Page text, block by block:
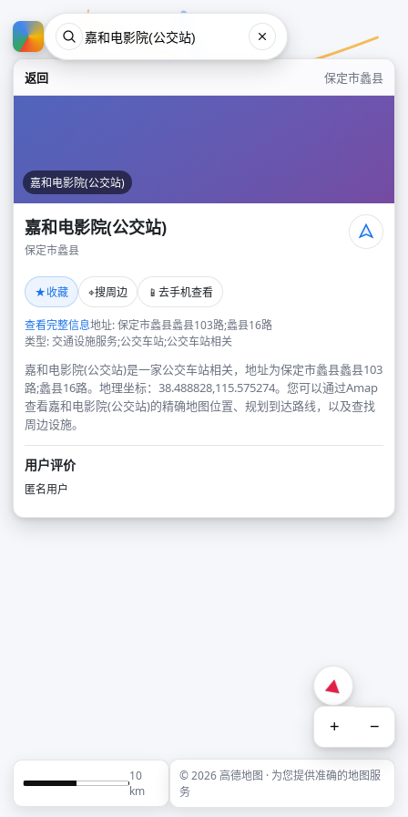
返回 保定市蠡县
嘉和电影院(公交站)
嘉和电影院(公交站)
保定市蠡县
★收藏 ⌖搜周边 📱 去手机查看
查看完整信息地址: 保定市蠡县蠡县103路;蠡县16路
类型: 交通设施服务;公交车站;公交车站相关
嘉和电影院(公交站)是一家公交车站相关，地址为保定市蠡县蠡县103
路;蠡县16路。地理坐标：38.488828,115.575274。您可以通过Amap
查看嘉和电影院(公交站)的精确地图位置、规划到达路线，以及查找
周边设施。
用户评价
匿名用户
+ −
10
km
© 2026 高德地图 · 为您提供准确的地图服
务